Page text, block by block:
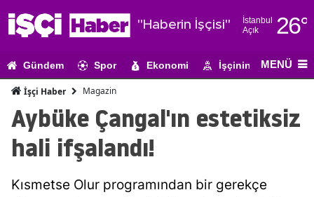
"Haberin İşçisi"
İstanbul
Açık
26°
Adıyaman
Ağrı
Ankara
Gündem Spor Ekonomi İşçinin Gündemi
MENÜ
İşçi Haber Magazin
Aybüke Çangal'ın estetiksiz
hali ifşalandı!
Kısmetse Olur programından bir gerekçe